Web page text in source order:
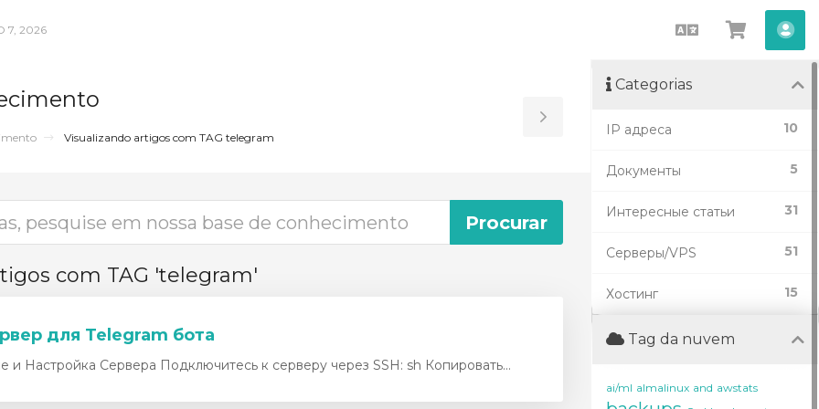
7, 2026
Português
carrinho
Visualizando artigos com TAG telegram
Toggle
Sidebar
com TAG 'telegram'
для Telegram бота
и Настройка Сервера Подключитесь к серверу через SSH: sh Копировать...
Categorias
10
IP адреса
5
Документы
31
Интересные статьи
51
Серверы/VPS
15
Хостинг
Tag da nuvem
ai/ml almalinux and awstats